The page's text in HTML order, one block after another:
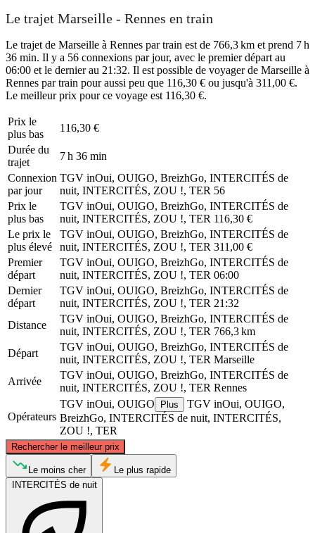
Le trajet Marseille - Rennes en train
Le trajet de Marseille à Rennes par train est de 766,3 km et prend 7 h
36 min. Il y a 56 connexions par jour, avec le premier départ au
06:00 et le dernier au 21:32. Il est possible de voyager de Marseille à
Rennes par train pour aussi peu que 116,30 € ou jusqu'à 311,00 €.
Le meilleur prix pour ce voyage est 116,30 €.
Prix ​​le
plus bas
116,30 €
Durée du
trajet
7 h 36 min
Connexion
par jour
TGV inOui, OUIGO, BreizhGo, INTERCITÉS de
nuit, INTERCITÉS, ZOU !, TER 56
Prix ​​le
plus bas
TGV inOui, OUIGO, BreizhGo, INTERCITÉS de
nuit, INTERCITÉS, ZOU !, TER 116,30 €
Le prix le
plus élevé
TGV inOui, OUIGO, BreizhGo, INTERCITÉS de
nuit, INTERCITÉS, ZOU !, TER 311,00 €
Premier
départ
TGV inOui, OUIGO, BreizhGo, INTERCITÉS de
nuit, INTERCITÉS, ZOU !, TER 06:00
Dernier
départ
TGV inOui, OUIGO, BreizhGo, INTERCITÉS de
nuit, INTERCITÉS, ZOU !, TER 21:32
Distance
TGV inOui, OUIGO, BreizhGo, INTERCITÉS de
nuit, INTERCITÉS, ZOU !, TER 766,3 km
Départ
TGV inOui, OUIGO, BreizhGo, INTERCITÉS de
nuit, INTERCITÉS, ZOU !, TER Marseille
Arrivée
TGV inOui, OUIGO, BreizhGo, INTERCITÉS de
nuit, INTERCITÉS, ZOU !, TER Rennes
Opérateurs
TGV inOui, OUIGO Plus
TGV inOui, OUIGO,
BreizhGo, INTERCITÉS de nuit, INTERCITÉS,
ZOU !, TER
Rechercher le meilleur prix
Rennes
Le moins cher
Le plus rapide
INTERCITÉS de nuit